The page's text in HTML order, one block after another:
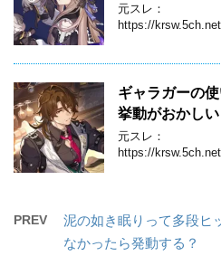
元スレ：
https://
ギャラガーの
挙動がおかしい
元スレ：
https://
PREV
泥の如き眠りって多段ヒ
なかったら発動する？